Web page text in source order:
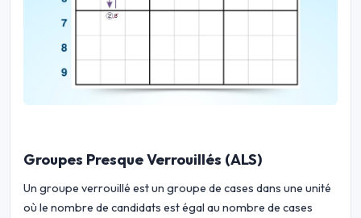
Groupes Presque Verrouillés (ALS)
Un groupe verrouillé est un groupe de cases dans une unité
où le nombre de candidats est égal au nombre de cases